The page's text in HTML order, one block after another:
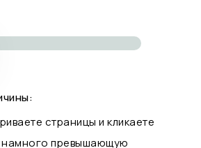
страницы и кликаете
превышающую